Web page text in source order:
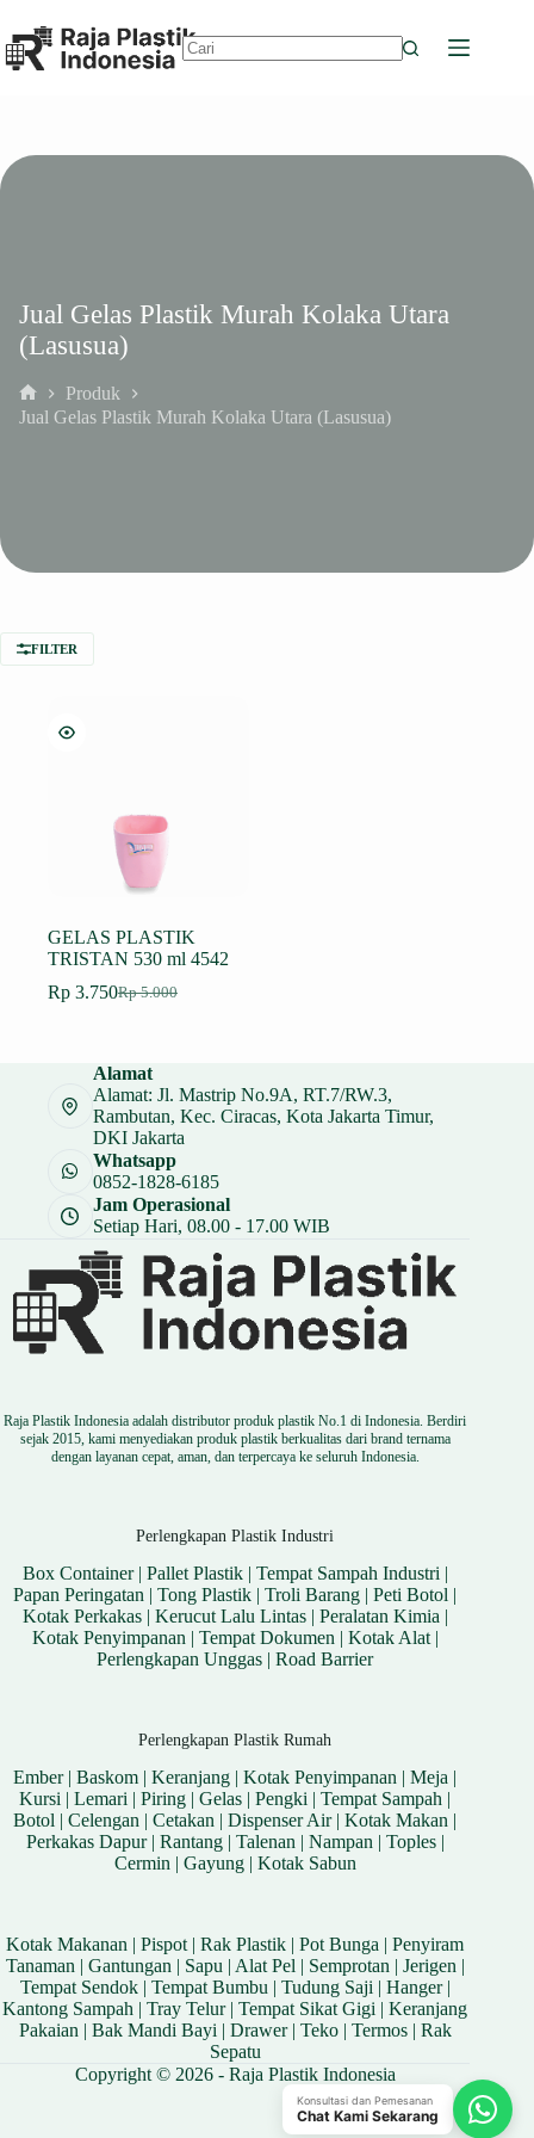
to
content
Jual Gelas Plastik Murah Kolaka Utara
(Lasusua)
Home
Produk
Jual Gelas Plastik Murah Kolaka Utara (Lasusua)
FILTER
GELAS PLASTIK
TRISTAN 530 ml 4542
Rp5.000
Harga
Rp 5.000.
Rp 3.750Harga
adalah:
Rp 3.750.
Alamat
Alamat: Jl. Mastrip No.9A, RT.7/RW.3,
Rambutan, Kec. Ciracas, Kota Jakarta Timur,
DKI Jakarta
Whatsapp
0852-1828-6185
Jam Operasional
Setiap Hari, 08.00 - 17.00 WIB
Raja Plastik Indonesia adalah distributor produk plastik No.1 di Indonesia. Berdiri
sejak 2015, kami menyediakan produk plastik berkualitas dari brand ternama
dengan layanan cepat, aman, dan terpercaya ke seluruh Indonesia.
Perlengkapan Plastik Industri
Box Container| Pallet Plastik| Tempat Sampah Industri |
Papan Peringatan |Tong Plastik |Troli Barang |Peti Botol |
Kotak Perkakas| Kerucut Lalu Lintas| Peralatan Kimia |
Kotak Penyimpanan | Tempat Dokumen | Kotak Alat|
Perlengkapan Unggas |Road Barrier
Perlengkapan Plastik Rumah
Ember|Baskom |Keranjang |Kotak Penyimpanan |Meja |
Kursi |Lemari |Piring |Gelas |Pengki |Tempat Sampah |
Botol |Celengan |Cetakan |Dispenser Air|Kotak Makan |
Perkakas Dapur| Rantang| Talenan| Nampan| Toples|
Cermin| Gayung| Kotak Sabun
Kotak Makanan |Pispot|Rak Plastik |Pot Bunga |Penyiram
Tanaman| Gantungan| Sapu| Alat Pel| Semprotan| Jerigen|
Tempat Sendok| Tempat Bumbu| Tudung Saji| Hanger|
Kantong Sampah |Tray Telur|Tempat Sikat Gigi |Keranjang
Pakaian| Bak Mandi Bayi| Drawer| Teko| Termos| Rak
Sepatu
Copyright © 2026 - Raja Plastik Indonesia
Konsultasi dan Pemesanan
Chat Kami Sekarang